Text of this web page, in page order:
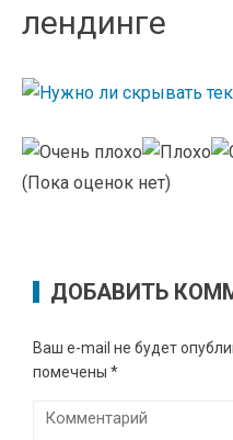
лендинге
(Пока оценок нет)
ДОБАВИТЬ
Ваш e-mail не будет
помечены *